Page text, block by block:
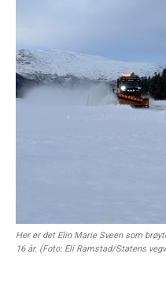
Her er det Elin Marie Sveen som
16 år. (Foto: Eli Ramstad/Statens